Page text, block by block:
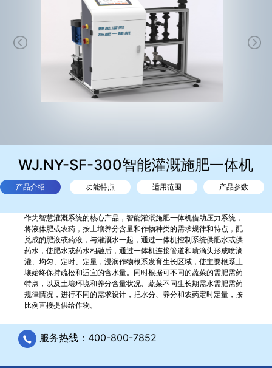
WJ.NY-SF-300智能灌溉施肥一体机
产品介绍 功能特点 适用范围 产品参数
作为智慧灌溉系统的核心产品，智能灌溉施肥一体机借助压力系统，
将液体肥或农药，按土壤养分含量和作物种类的需求规律和特点，配
兑成的肥液或药液，与灌溉水一起，通过一体机控制系统供肥水或供
药水，使肥水或药水相融后，通过一体机连接管道和喷滴头形成喷滴
灌、均匀、定时、定量，浸润作物根系发育生长区域，使主要根系土
壤始终保持疏松和适宜的含水量。同时根据可不同的蔬菜的需肥需药
特点，以及土壤环境和养分含量状况、蔬菜不同生长期需水需肥需药
规律情况，进行不同的需求设计，把水分、养分和农药定时定量，按
比例直接提供给作物。
服务热线：400-800-7852